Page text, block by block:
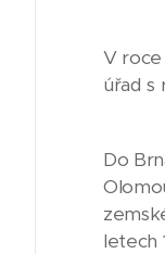
V roce
úřad s
Do
letech